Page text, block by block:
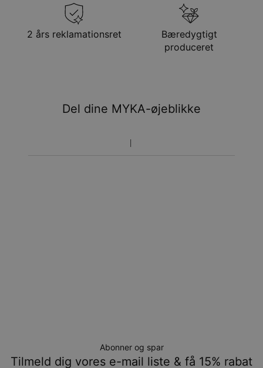
2 års reklamationsret
Bæredygtigt
produceret
Del dine MYKA-øjeblikke
Abonner og spar
Tilmeld dig vores e-mail liste & få 15% rabat